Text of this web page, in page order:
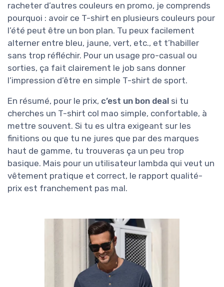
racheter d’autres couleurs en promo, je comprends
pourquoi : avoir ce T-shirt en plusieurs couleurs pour
l’été peut être un bon plan. Tu peux facilement
alterner entre bleu, jaune, vert, etc., et t’habiller
sans trop réfléchir. Pour un usage pro-casual ou
sorties, ça fait clairement le job sans donner
l’impression d’être en simple T-shirt de sport.
En résumé, pour le prix, c’est un bon deal si tu
cherches un T-shirt col mao simple, confortable, à
mettre souvent. Si tu es ultra exigeant sur les
finitions ou que tu ne jures que par des marques
haut de gamme, tu trouveras ça un peu trop
basique. Mais pour un utilisateur lambda qui veut un
vêtement pratique et correct, le rapport qualité-
prix est franchement pas mal.